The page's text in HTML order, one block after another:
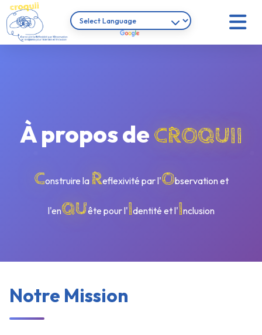
À propos deCROQUII
Construire la Reflexivité par l'Observation et
l'enQUête pour l'Identité et l'Inclusion
Notre Mission